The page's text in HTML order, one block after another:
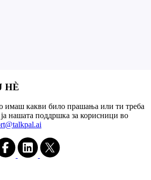
НÈ
имаш какви било прашања или ти треба
нашата поддршка за корисници во